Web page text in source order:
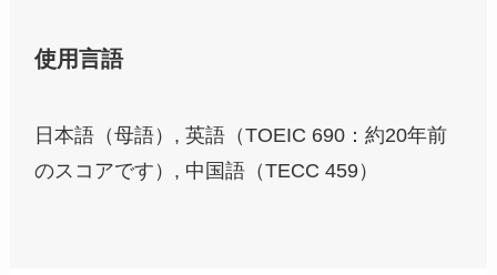
使用言語
日本語（母語）, 英語（TOEIC 690：約20年前
のスコアです）, 中国語（TECC 459）